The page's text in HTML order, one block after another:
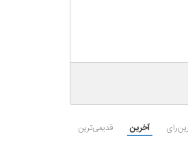
آخرین قدیمی‌ترین